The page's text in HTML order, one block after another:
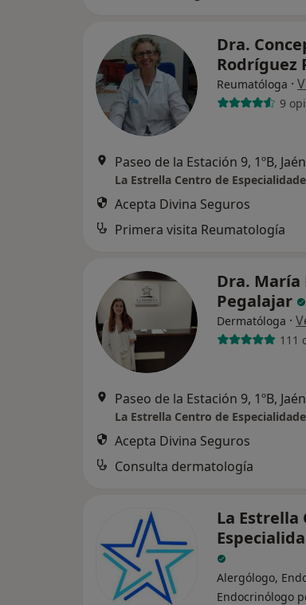
Dra.
Rodríguez
Reumatóloga ·
9
Paseo de la Estación 9, 1ºB, Jaén
La Estrella Centro de
Acepta Divina Seguros
Primera visita Reumatología
Dra. María
Pegalajar
Dermatóloga ·
111
Paseo de la Estación 9, 1ºB, Jaén
La Estrella Centro de
Acepta Divina Seguros
Consulta dermatología
La Estrella
Alergólogo,
Endocrinólogo